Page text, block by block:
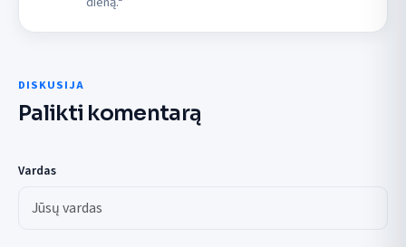
DISKUSIJA
Palikti komentarą
Vardas